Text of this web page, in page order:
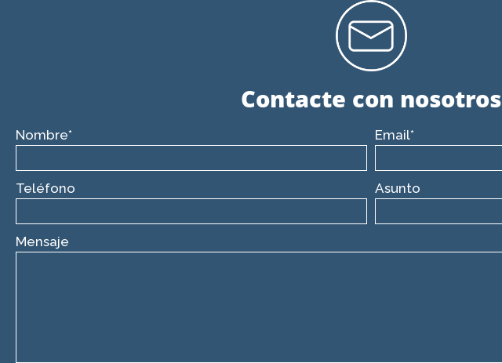
Contacte con nosotros
Nombre* Email*
Teléfono Asunto
Mensaje